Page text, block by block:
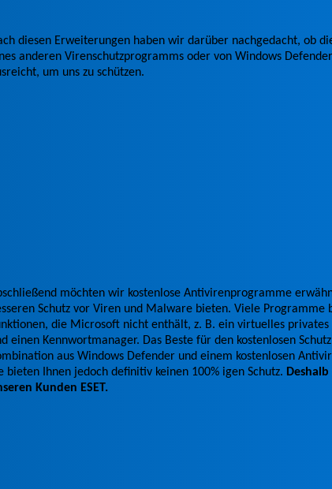
diesen Erweiterungen haben wir darüber nachgedacht, ob
anderen Virenschutzprogramms oder von Windows
um uns zu schützen.
möchten wir kostenlose Antivirenprogramme
Schutz vor Viren und Malware bieten. Viele Programme
die Microsoft nicht enthält, z. B. ein virtuelles privates
einen Kennwortmanager. Das Beste für den kostenlosen
aus Windows Defender und einem kostenlosen
bieten Ihnen jedoch definitiv keinen 100% igen Schutz.
Kunden ESET.